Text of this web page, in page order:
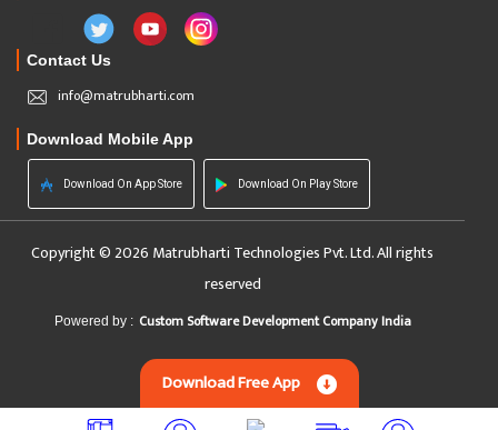
Contact Us
info@matrubharti.com
Download Mobile App
Download On App Store Download On Play Store
Copyright © 2026 Matrubharti Technologies Pvt. Ltd. All rights
reserved
Powered by : Custom Software Development Company India
Download Free App